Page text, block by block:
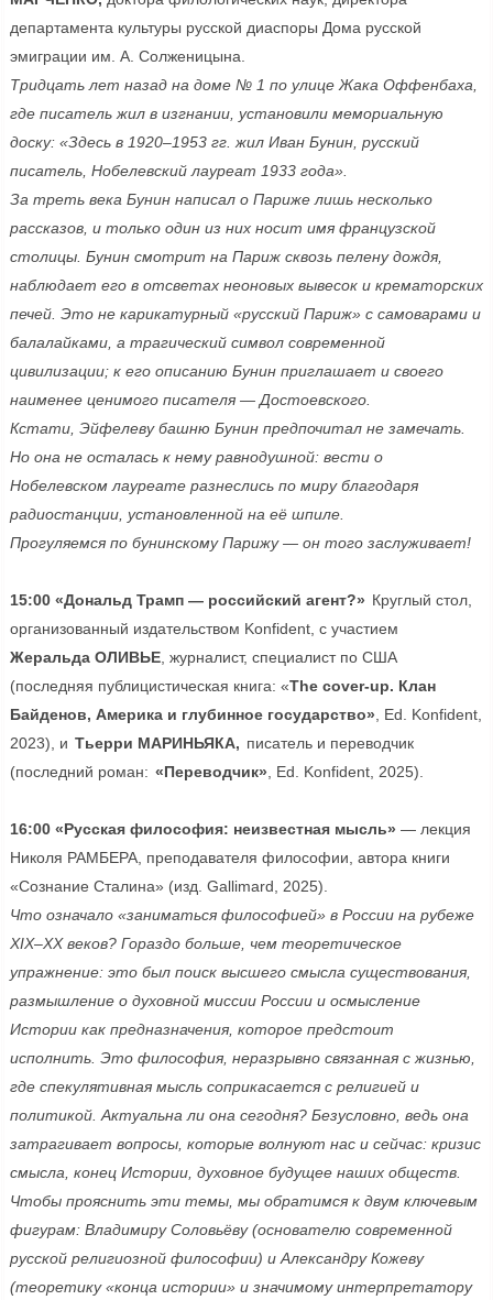
департамента культуры русской диаспоры Дома русской
эмиграции им. А. Солженицына.
Тридцать лет назад на доме № 1 по улице Жака Оффенбаха,
где писатель жил в изгнании, установили мемориальную
доску: «Здесь в 1920–1953 гг. жил Иван Бунин, русский
писатель, Нобелевский лауреат 1933 года».
За треть века Бунин написал о Париже лишь несколько
рассказов, и только один из них носит имя французской
столицы. Бунин смотрит на Париж сквозь пелену дождя,
наблюдает его в отсветах неоновых вывесок и крематорских
печей. Это не карикатурный «русский Париж» с самоварами и
балалайками, а трагический символ современной
цивилизации; к его описанию Бунин приглашает и своего
наименее ценимого писателя — Достоевского.
Кстати, Эйфелеву башню Бунин предпочитал не замечать.
Но она не осталась к нему равнодушной: вести о
Нобелевском лауреате разнеслись по миру благодаря
радиостанции, установленной на её шпиле.
Прогуляемся по бунинскому Парижу — он того заслуживает!
15:00 «Дональд Трамп — российский агент?» Круглый стол,
организованный издательством Konfident, с участием
Жеральда ОЛИВЬЕ, журналист, специалист по США
(последняя публицистическая книга: «The cover-up. Клан
Байденов, Америка и глубинное государство» , Ed. Konfident,
2023), и Тьерри МАРИНЬЯКА, писатель и переводчик
(последний роман: «Переводчик» , Ed. Konfident, 2025).
16:00 «Русская философия: неизвестная мысль» — лекция
Николя РАМБЕРА, преподавателя философии, автора книги
«Сознание Сталина» (изд. Gallimard, 2025).
Что означало «заниматься философией» в России на рубеже
XIX–XX веков? Гораздо больше, чем теоретическое
упражнение: это был поиск высшего смысла существования,
размышление о духовной миссии России и осмысление
Истории как предназначения, которое предстоит
исполнить. Это философия, неразрывно связанная с жизнью,
где спекулятивная мысль соприкасается с религией и
политикой. Актуальна ли она сегодня? Безусловно, ведь она
затрагивает вопросы, которые волнуют нас и сейчас: кризис
смысла, конец Истории, духовное будущее наших обществ.
Чтобы прояснить эти темы, мы обратимся к двум ключевым
фигурам: Владимиру Соловьёву (основателю современной
русской религиозной философии) и Александру Кожеву
(теоретику «конца истории» и значимому интерпретатору